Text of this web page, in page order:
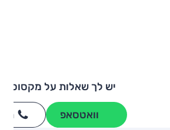
יש לך שאלות על מקסוס EUNIQ 5?
וואטסאפ חייגו